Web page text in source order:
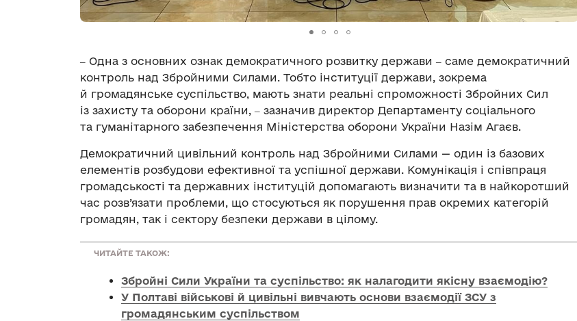
‒ Одна з основних ознак демократичного розвитку держави ‒ саме демократичний
контроль над Збройними Силами. Тобто інституції держави, зокрема
й громадянське суспільство, мають знати реальні спроможності Збройних Сил
із захисту та оборони країни, ‒ зазначив директор Департаменту соціального
та гуманітарного забезпечення Міністерства оборони України Назім Агаєв.
Демократичний цивільний контроль над Збройними Силами — один із базових
елементів розбудови ефективної та успішної держави. Комунікація і співпраця
громадськості та державних інституцій допомагають визначити та в найкоротший
час розв’язати проблеми, що стосуються як порушення прав окремих категорій
громадян, так і сектору безпеки держави в цілому.
ЧИТАЙТЕ ТАКОЖ:
Збройні Сили України та суспільство: як налагодити якісну взаємодію?
У Полтаві військові й цивільні вивчають основи взаємодії ЗСУ з
громадянським суспільством